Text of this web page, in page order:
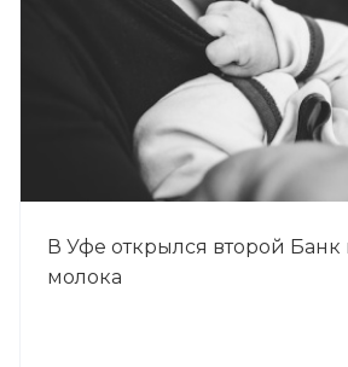
В Уфе открылся второй Банк
молока